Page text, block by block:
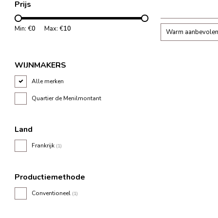
Prijs
Min: €0 Max: €10
WIJNMAKERS
Alle merken
Quartier de Menilmontant
Land
Frankrijk (1)
Productiemethode
Conventioneel (1)
Warm aanbevolen